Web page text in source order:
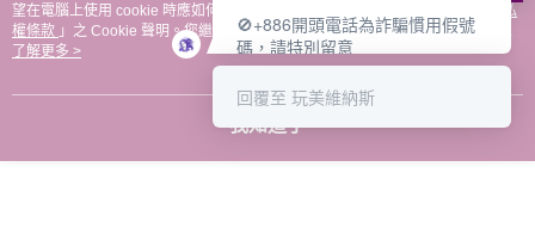
望在電腦上使用 cookie 時應如何變更電腦的 cookie 設定，請參閱本網站「
隱私
權條款 」之 Cookie 聲明。您繼續使用本網站即表示您同意本公司得按本網站使
用條款之 Cookie 聲明使用 cookie。
了解更多 >
我知道了
🚫+886開頭電話為詐騙慣用假號
碼，請特別留意
－－－－－－－－－－－－
如何聯繫玩美維納斯客服?
📆週一至週五
⏰上午 8:30-下午17:30
回覆至 玩美維納斯